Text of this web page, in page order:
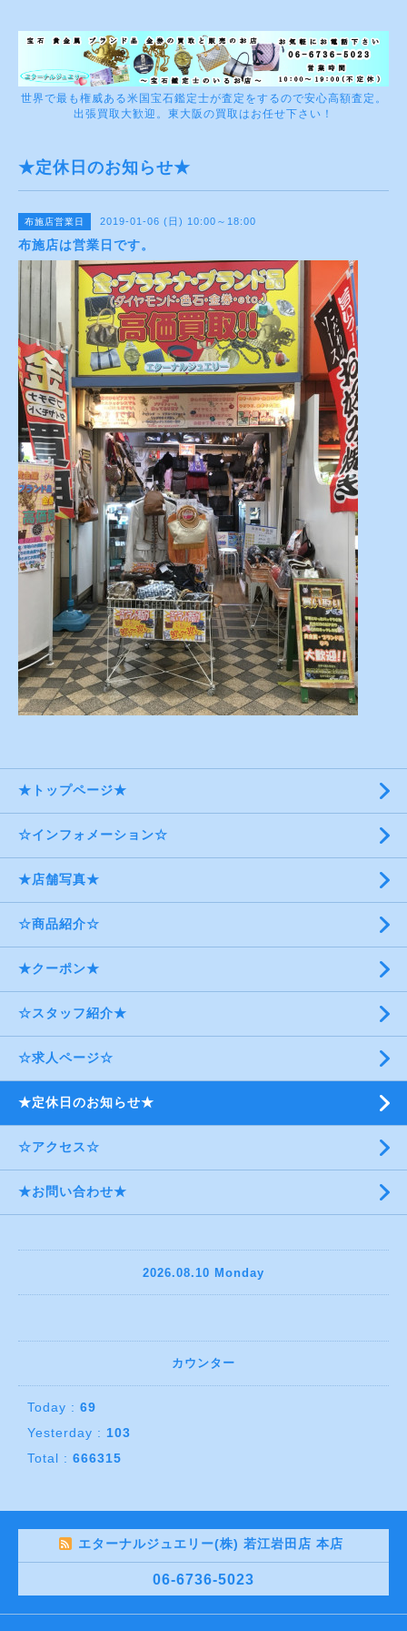
世界で最も権威ある米国宝石鑑定士が査定をするので安心高額査定。
出張買取大歓迎。東大阪の買取はお任せ下さい！
★定休日のお知らせ★
布施店営業日 2019-01-06 (日) 10:00～18:00
布施店は営業日です。
★トップページ★
☆インフォメーション☆
★店舗写真★
☆商品紹介☆
★クーポン★
☆スタッフ紹介★
☆求人ページ☆
★定休日のお知らせ★
☆アクセス☆
★お問い合わせ★
2026.08.10 Monday
カウンター
Today : 69
Yesterday : 103
Total : 666315
エターナルジュエリー(株) 若江岩田店 本店
06-6736-5023